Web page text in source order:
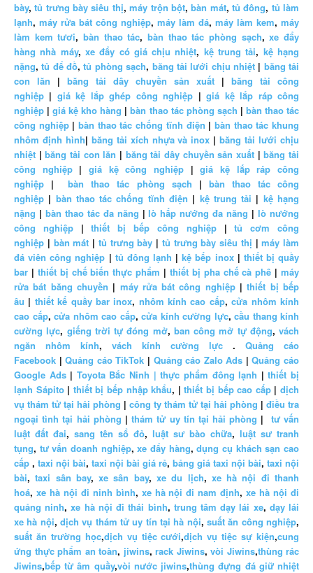
bày,tủ trưng bày siêu thị,máy trộn bột,bàn mát, tủ đông, tủ làm
lạnh, máy rửa bát công nghiệp, máy làm đá, máy làm kem, máy
làm kem tươi,bàn thao tác,bàn thao tác phòng sạch,xe đẩy
hàng nhà máy, xe đẩy có giá chịu nhiệt, kệ trung tải, kệ hạng
nặng,tủ để đồ,tủ phòng sạch, băng tải lưới chịu nhiệt| băng tải
con lăn | băng tải dây chuyền sản xuất | băng tải công
nghiệp | giá kệ lắp ghép công nghiệp |giá kệ lắp ráp công
nghiệp |giá kệ kho hàng |bàn thao tác phòng sạch | bàn thao tác
công nghiệp|bàn thao tác chống tĩnh điện | bàn thao tác khung
nhôm định hình| băng tải xích nhựa và inox |băng tải lưới chịu
nhiệt |băng tải con lăn | băng tải dây chuyền sản xuất |băng tải
công nghiệp|giá kệ công nghiệp |giá kệ lắp ráp công
nghiệp |bàn thao tác phòng sạch | bàn thao tác công
nghiệp | bàn thao tác chống tĩnh điện | kệ trung tải | kệ hạng
nặng | bàn thao tác đa năng |lò hấp nướng đa năng |lò nướng
công nghiệp|thiết bị bếp công nghiệp|tủ cơm công
nghiệp | bàn mát | tủ trưng bày | tủ trưng bày siêu thị |máy làm
đá viên công nghiệp | tủ đông lạnh |kệ bếp inox| thiết bị quầy
bar | thiết bị chế biến thực phẩm | thiết bị pha chế cà phê | máy
rửa bát băng chuyền | máy rửa bát công nghiệp|thiết bị bếp
âu | thiết kế quầy bar inox, nhôm kính cao cấp,cửa nhôm kính
cao cấp, cửa nhôm cao cấp, cửa kính cường lực, cầu thang kính
cường lực, giếng trời tự đóng mở, ban công mở tự động, vách
ngăn nhôm kính, vách kính cường lực . Quảng cáo
Facebook |Quảng cáo TikTok | Quảng cáo Zalo Ads |Quảng cáo
Google Ads| Toyota Bắc Ninh | thực phẩm đông lạnh |thiết bị
lạnh Sápito | thiết bị bếp nhập khẩu, |thiết bị bếp cao cấp|dịch
vụ thám tử tại hải phòng | công ty thám tử tại hải phòng | điều tra
ngoại tình tại hải phòng |thám tử uy tín tại hải phòng | tư vấn
luật đất đai, sang tên sổ đỏ, luật sư bào chữa, luật sư tranh
tụng, tư vấn doanh nghiệp,xe đẩy hàng,dụng cụ khách sạn cao
cấp , taxi nội bài, taxi nội bài giá rẻ, bảng giá taxi nội bài, taxi nội
bài,taxi sân bay,xe sân bay,xe du lịch, xe hà nội đi thanh
hoá, xe hà nội đi ninh bình, xe hà nội đi nam định,xe hà nội đi
quảng ninh,xe hà nội đi thái bình, trung tâm dạy lái xe, dạy lái
xe hà nội,dịch vụ thám tử uy tín tại hà nội,suất ăn công nghiệp,
suất ăn trường học,dịch vụ tiệc cưới,dịch vụ tiệc sự kiện,cung
ứng thực phẩm an toàn, jiwins, rack Jiwins, vòi Jiwins,thùng rác
Jiwins,bếp từ âm quầy,vòi nước jiwins,thùng đựng đá giữ nhiệt